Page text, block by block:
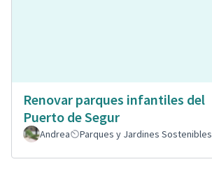
Renovar parques infantiles del
Puerto de Segur
Andrea Parques y Jardines Sostenibles